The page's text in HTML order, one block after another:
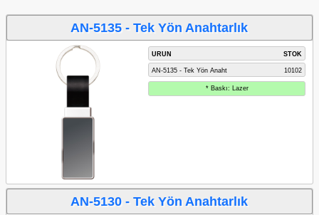
AN-5135 - Tek Yön Anahtarlık
URUN STOK
AN-5135 - Tek Yön Anaht 10102
* Baskı: Lazer
AN-5130 - Tek Yön Anahtarlık